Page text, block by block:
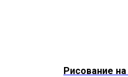
Рисование